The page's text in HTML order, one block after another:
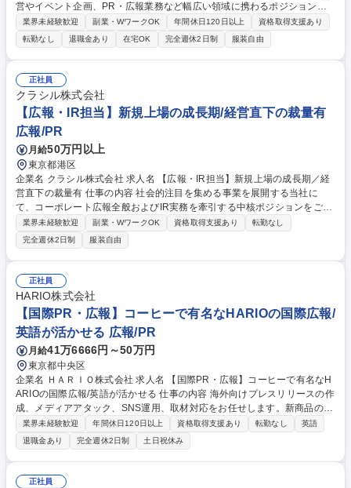
営やイベント企画、PR・広報業務など幅広い領域に携わるポジションで
す。多岐にわたるプロジェクトと連携しながら、社内外への発信や企画推
進を行って頂きます。ブランドを動かす社内の中核人材です！ 【具体的に
は】イベント企画・運営、広告企画、プレスリリース作成、メディア対応
などのPR・広報を担当頂きます。また、ブランドごとのコミュニケーシ
ョン設計、SNS・Webコンテンツの企画、撮影・展示・出版・空間づくり
に関わる進行管理など、プロジェクト全体を横断して関わっていただきま
す。加えて、代表の海外ロケ手配など、プロジェクト推進に関わるサポー
ト業務も担当頂きます。 募集職種 【PR・広報】年休124日/チョコ専門
店・カフェ等のブランド運営・イベント企画
業界未経験歓迎 副業・WワークOK 年間休日120日以上
資格取得支援あり
転勤なし
退職金あり 在宅OK 完全週休2日制 服装自由
正社員
クラシル株式会社
【広報・IR担当】新規上場の成長期/経営直下の裁量有
広報/PR
月給50万円以上
東京都港区
企業名 クラシル株式会社 求人名 【広報・IR担当】新規上場の成長期／経
営直下の裁量有 仕事の内容 社会的注目を集める事業を展開する当社に
て、コーポレート広報全般およびIR実務を牽引する中核ポジションをご担
当いただきます。 ■広報やIR戦略の策定と推進 ■プレスリリースの企画実
行と取材対応 ■機関投資家等とのコミュニケーション推進 ■決算説明資料
など各種IRツールの企画作成 【仕事の魅力】上場直後という変革期の中
で、経営層と非常に近い距離で企業価値やブランド向上にダイレクトに貢
献できる環境です。社会やメディア、資本市場との接点を開拓し独自のキ
ャリアを構築できます。 募集職種 【広報・IR担当】新規上場の成長期／
経営直下の裁量有
業界未経験歓迎 副業・WワークOK 資格取得支援あり
転勤なし
完全週休2日制
服装自由
正社員
HARIO株式会社
【国際PR・広報】コーヒーで有名なHARIOの国際広報/
英語が活かせる 広報/PR
月給41万6666円～50万円
東京都中央区
企業名 ＨＡＲＩＯ株式会社 求人名 【国際PR・広報】コーヒーで有名なH
ARIOの国際広報/英語が活かせる 仕事の内容 海外向けプレスリリースの作
成、メディアアタック、SNS運用、取材対応をお任せします。新商品のメ
ディア露出を図るためのメディアへの展開を担う業務です。 ＜業務の割合
＞ ■メディアリレーション、SNS運用：70％ ■リリース作成、資料作成、
ホームページ更新：30％ ＜将来的に任せたい業務＞ ■広報戦略立案と実行
募集職種 【国際PR・広報】コーヒーで有名なHARIOの国際広報/英語が活
かせる
業界未経験歓迎 年間休日120日以上 資格取得支援あり 転勤なし
英語
退職金あり
完全週休2日制 土日祝休み
正社員